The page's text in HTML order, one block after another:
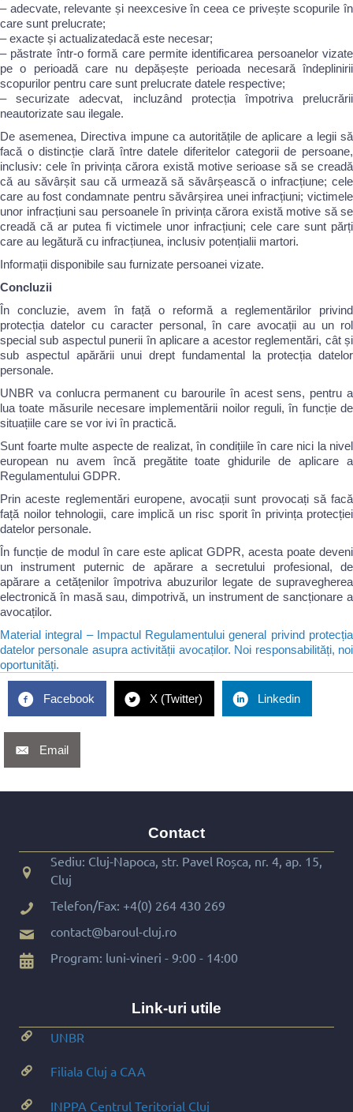
– adecvate, relevante și neexcesive în ceea ce privește scopurile în
care sunt prelucrate;
– exacte și actualizatedacă este necesar;
– păstrate într-o formă care permite identificarea persoanelor vizate
pe o perioadă care nu depășește perioada necesară îndeplinirii
scopurilor pentru care sunt prelucrate datele respective;
– securizate adecvat, incluzând protecția împotriva prelucrării
neautorizate sau ilegale.
De asemenea, Directiva impune ca autoritățile de aplicare a legii să
facă o distincție clară între datele diferitelor categorii de persoane,
inclusiv: cele în privința cărora există motive serioase să se creadă
că au săvârșit sau că urmează să săvârșească o infracțiune; cele
care au fost condamnate pentru săvârșirea unei infracțiuni; victimele
unor infracțiuni sau persoanele în privința cărora există motive să se
creadă că ar putea fi victimele unor infracțiuni; cele care sunt părți
care au legătură cu infracțiunea, inclusiv potențialii martori.
Informații disponibile sau furnizate persoanei vizate.
Concluzii
În concluzie, avem în față o reformă a reglementărilor privind
protecția datelor cu caracter personal, în care avocații au un rol
special sub aspectul punerii în aplicare a acestor reglementări, cât și
sub aspectul apărării unui drept fundamental la protecția datelor
personale.
UNBR va conlucra permanent cu barourile în acest sens, pentru a
lua toate măsurile necesare implementării noilor reguli, în funcție de
situațiile care se vor ivi în practică.
Sunt foarte multe aspecte de realizat, în condițiile în care nici la nivel
european nu avem încă pregătite toate ghidurile de aplicare a
Regulamentului GDPR.
Prin aceste reglementări europene, avocații sunt provocați să facă
față noilor tehnologii, care implică un risc sporit în privința protecției
datelor personale.
În funcție de modul în care este aplicat GDPR, acesta poate deveni
un instrument puternic de apărare a secretului profesional, de
apărare a cetățenilor împotriva abuzurilor legate de supravegherea
electronică în masă sau, dimpotrivă, un instrument de sancționare a
avocaților.
Material integral – Impactul Regulamentului general privind protecția
datelor personale asupra activității avocaților. Noi responsabilități, noi
oportunități.
Facebook X (Twitter) Linkedin
Email
Contact
Sediu: Cluj-Napoca, str. Pavel Roșca, nr. 4, ap. 15,
Cluj
Telefon/Fax: +4(0) 264 430 269
contact@baroul-cluj.ro
Program: luni-vineri - 9:00 - 14:00
Link-uri utile
UNBR
Filiala Cluj a CAA
INPPA Centrul Teritorial Cluj